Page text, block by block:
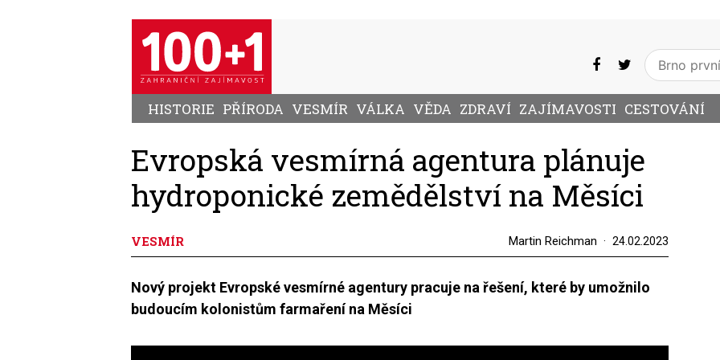
HISTORIE PŘÍRODA VESMÍR VÁLKA VĚDA ZDRAVÍ ZAJÍMAVOSTI CESTOVÁNÍ
Evropská vesmírná agentura plánuje
hydroponické zemědělství na Měsíci
VESMÍR Martin Reichman 24.02.2023
Nový projekt Evropské vesmírné agentury pracuje na řešení, které by umožnilo
budoucím kolonistům farmaření na Měsíci